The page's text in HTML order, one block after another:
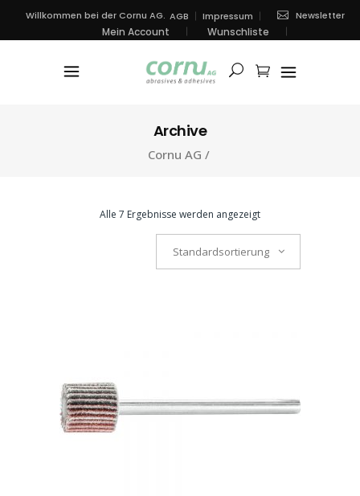
Willkommen bei der Cornu AG. AGB Impressum Newsletter
Mein Account Wunschliste
Archive
Cornu AG /
Alle 7 Ergebnisse werden angezeigt
Standardsortierung